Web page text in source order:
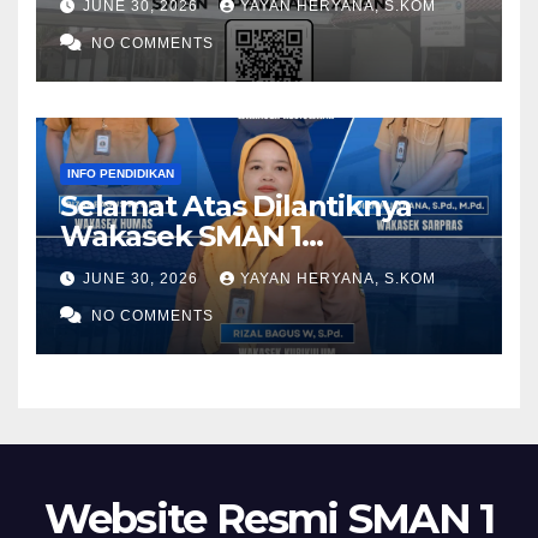
JUNE 30, 2026 YAYAN HERYANA, S.KOM
NO COMMENTS
INFO PENDIDIKAN
Selamat Atas Dilantiknya
Wakasek SMAN 1
Pangandaran Periode 2026-
2028
JUNE 30, 2026 YAYAN HERYANA, S.KOM
NO COMMENTS
Website Resmi SMAN 1